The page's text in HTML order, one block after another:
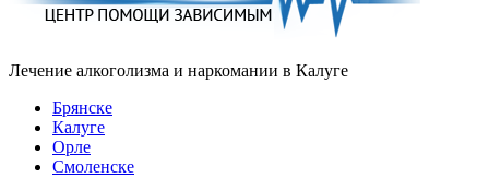
Лечение алкоголизма и наркомании в Калуге
Брянске
Калуге
Орле
Смоленске